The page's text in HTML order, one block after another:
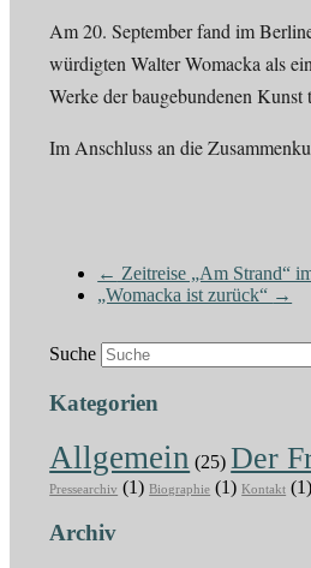
Am 20. September fand im
würdigten Walter Womacka als
Werke der baugebundenen
Im Anschluss an die
← Zeitreise „Am Strand“
„Womacka ist zurück“ →
Suche
Kategorien
Allgemein (25) Der
Pressearchiv (1)Biographie (1)Kontakt (1)
Archiv